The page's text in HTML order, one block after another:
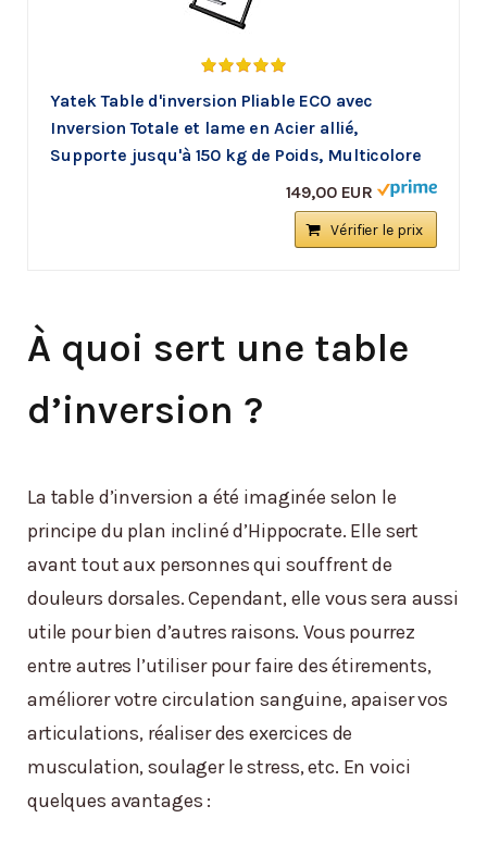
Yatek Table d'inversion Pliable ECO avec
Inversion Totale et lame en Acier allié,
Supporte jusqu'à 150 kg de Poids, Multicolore
149,00 EUR
Vérifier le prix
À quoi sert une table
d’inversion ?
La table d’inversion a été imaginée selon le
principe du plan incliné d’Hippocrate. Elle sert
avant tout aux personnes qui souffrent de
douleurs dorsales. Cependant, elle vous sera aussi
utile pour bien d’autres raisons. Vous pourrez
entre autres l’utiliser pour faire des étirements,
améliorer votre circulation sanguine, apaiser vos
articulations, réaliser des exercices de
musculation, soulager le stress, etc. En voici
quelques avantages :